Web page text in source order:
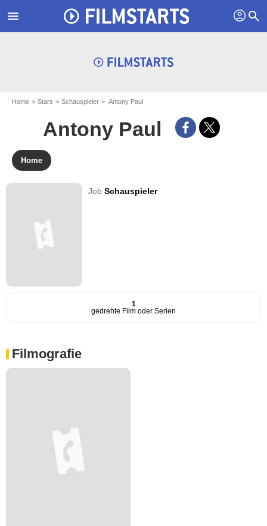
menu profil search
Home Stars Schauspieler Antony Paul
Antony Paul
Home
JobSchauspieler
1
gedrehte Film oder Serien
Filmografie